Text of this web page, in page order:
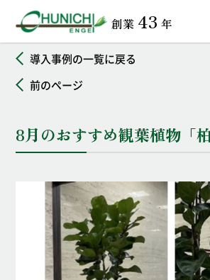
創業 43 年
TOP 導入事例 8月のおすすめ観葉植物
導入事例の一覧に戻る
前のページ
8月のおすすめ観葉植物「